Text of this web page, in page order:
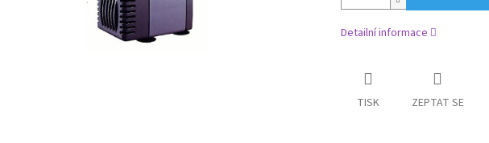
Detailní informace
TISK ZEPTAT SE